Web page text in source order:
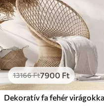
13166Ft7900 Ft